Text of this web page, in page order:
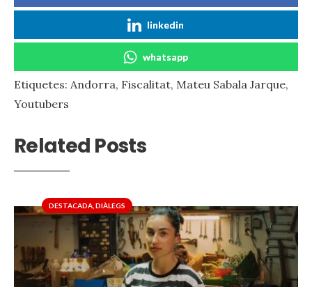
linkedin
whatsapp
Etiquetes: Andorra, Fiscalitat, Mateu Sabala Jarque,
Youtubers
Related Posts
DESTACADA DIÀLEGS